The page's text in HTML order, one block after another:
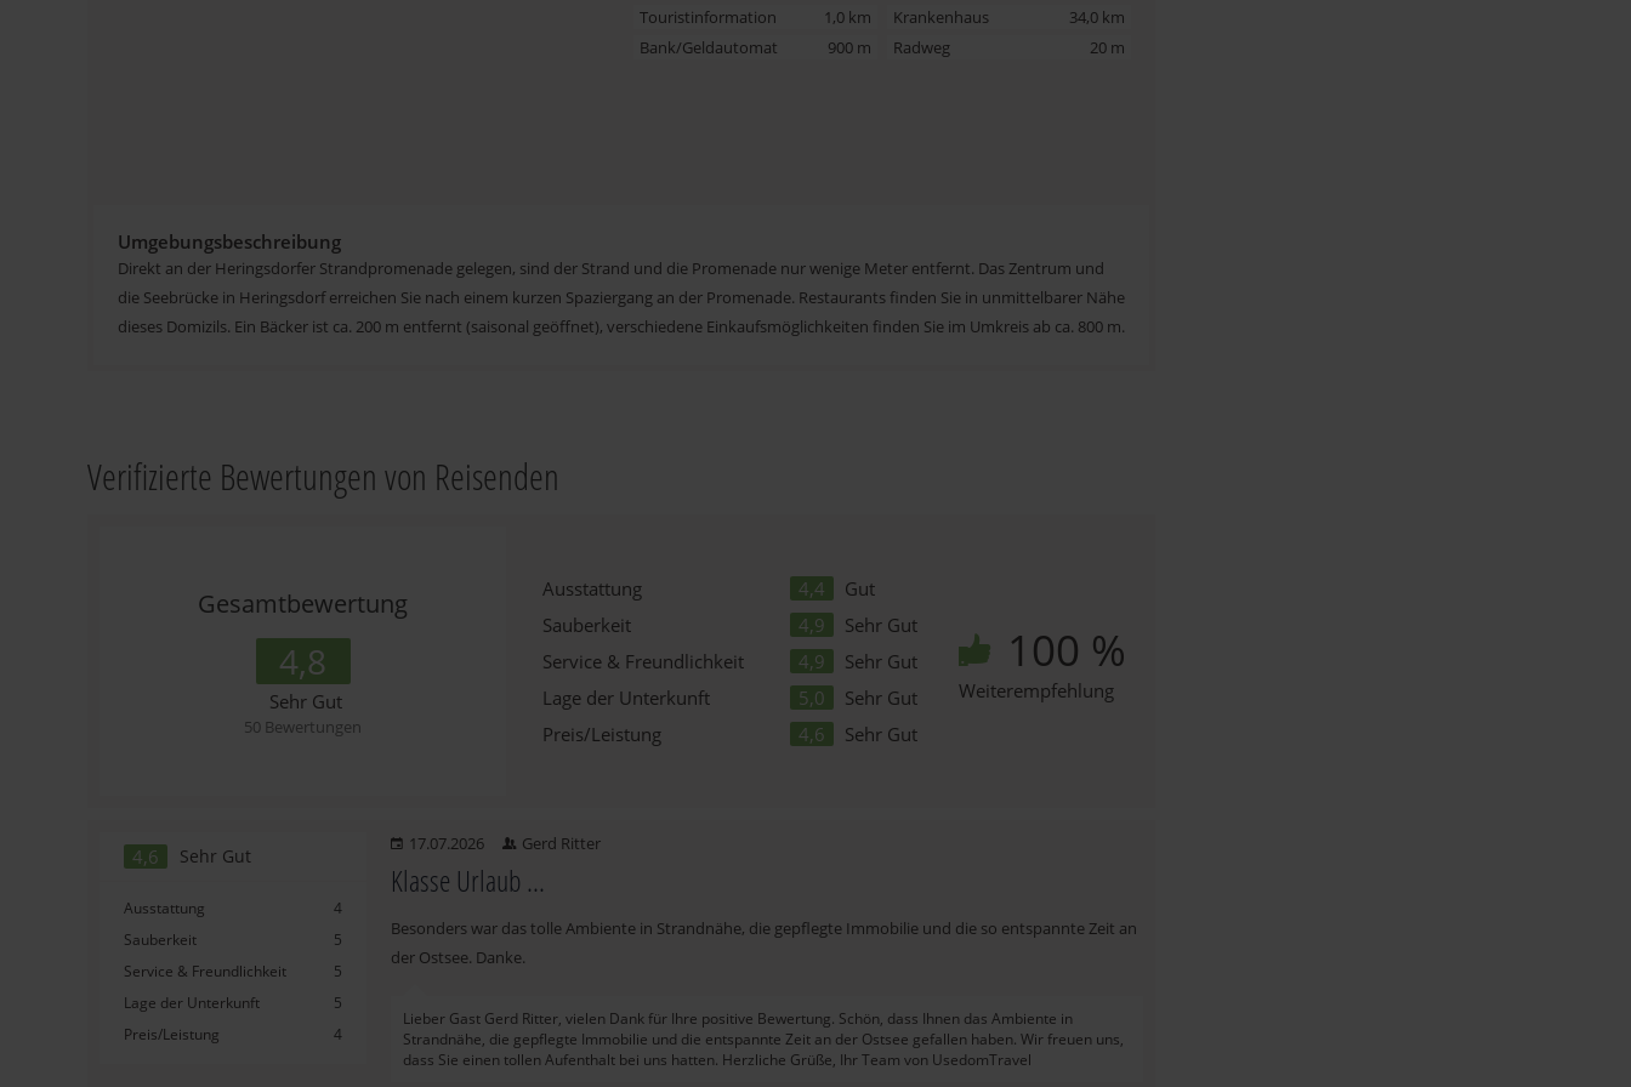
Touristinformation
1,0 km Krankenhaus
34,0 km
Bank/Geldautomat
900 m Radweg 20 m
Umgebungsbeschreibung
Direkt an der Heringsdorfer Strandpromenade gelegen, sind der Strand und die Promenade nur wenige Meter entfernt. Das Zentrum und
die Seebrücke in Heringsdorf erreichen Sie nach einem kurzen Spaziergang an der Promenade. Restaurants finden Sie in unmittelbarer Nähe
dieses Domizils. Ein Bäcker ist ca. 200 m entfernt (saisonal geöffnet), verschiedene Einkaufsmöglichkeiten finden Sie im Umkreis ab ca. 800 m.
Verifizierte Bewertungen von Reisenden
Gesamtbewertung
4,8
Sehr Gut
50 Bewertungen
Ausstattung 4,4
Gut
Sauberkeit
4,9
Sehr Gut
Service & Freundlichkeit
4,9
Sehr Gut
Lage der Unterkunft
5,0
Sehr Gut
Preis/Leistung
4,6 Sehr Gut
100 %
Weiterempfehlung
Sehr Gut
4,6
Ausstattung
4
Sauberkeit
5
Service & Freundlichkeit
5
Lage der Unterkunft
5
Preis/Leistung
4
17.07.2026 Gerd Ritter
Klasse Urlaub ...
Besonders war das tolle Ambiente in Strandnähe, die gepflegte Immobilie und die so entspannte Zeit an
der Ostsee. Danke.
Lieber Gast Gerd Ritter, vielen Dank für Ihre positive Bewertung. Schön, dass Ihnen das Ambiente in
Strandnähe, die gepflegte Immobilie und die entspannte Zeit an der Ostsee gefallen haben. Wir freuen uns,
dass Sie einen tollen Aufenthalt bei uns hatten. Herzliche Grüße, Ihr Team von UsedomTravel